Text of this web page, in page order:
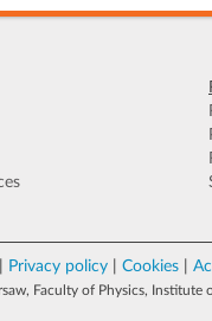
Privacy policy| Cookies|
Faculty of Physics, Institute